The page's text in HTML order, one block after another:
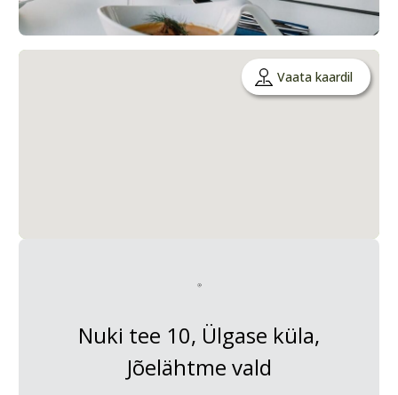
Vaata kaardil
Nuki tee 10, Ülgase küla,
Jõelähtme vald